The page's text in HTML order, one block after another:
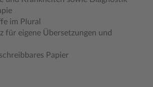
im Plural
für eigene Übersetzungen und
Papier